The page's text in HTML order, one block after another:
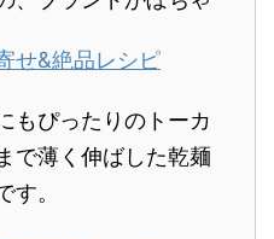
せ&絶品レシピ
もぴったりのトーカ
で薄く伸ばした乾麺
す。